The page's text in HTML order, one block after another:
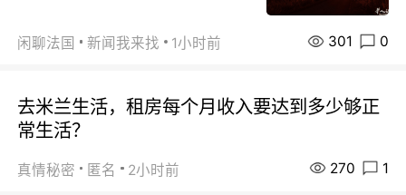
闲聊法国 新闻我来找 1小时前 301 0
去米兰生活，租房每个月收入要达到多少够正
常生活？
真情秘密 匿名 2小时前 270 1